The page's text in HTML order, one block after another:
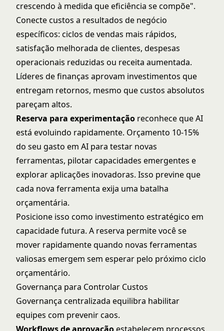
crescendo à medida que eficiência se compõe".
Conecte custos a resultados de negócio
específicos: ciclos de vendas mais rápidos,
satisfação melhorada de clientes, despesas
operacionais reduzidas ou receita aumentada.
Líderes de finanças aprovam investimentos que
entregam retornos, mesmo que custos absolutos
pareçam altos.
Reserva para experimentação reconhece que AI
está evoluindo rapidamente. Orçamento 10-15%
do seu gasto em AI para testar novas
ferramentas, pilotar capacidades emergentes e
explorar aplicações inovadoras. Isso previne que
cada nova ferramenta exija uma batalha
orçamentária.
Posicione isso como investimento estratégico em
capacidade futura. A reserva permite você se
mover rapidamente quando novas ferramentas
valiosas emergem sem esperar pelo próximo ciclo
orçamentário.
Governança para Controlar Custos
Governança centralizada equilibra habilitar
equipes com prevenir caos.